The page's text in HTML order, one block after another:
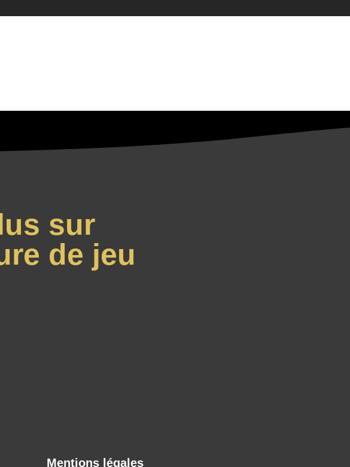
sur
de jeu
Mentions légales